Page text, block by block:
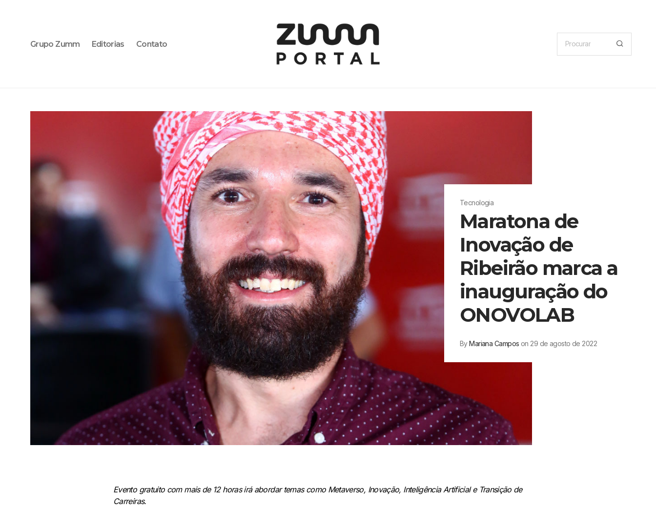
Grupo Zumm Editorias Contato
Tecnologia
Maratona de
Inovação de
Ribeirão marca a
inauguração do
ONOVOLAB
ByMariana Campos on 29 de agosto de 2022
Evento gratuito com mais de 12 horas irá abordar temas como Metaverso, Inovação, Inteligência Artificial e Transição de
Carreiras.